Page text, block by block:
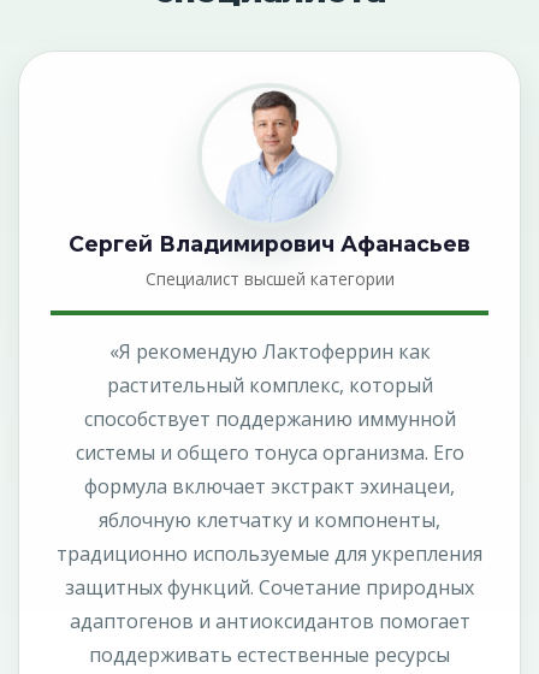
Сергей Владимирович Афанасьев
Специалист высшей категории
«Я рекомендую Лактоферрин как
растительный комплекс, который
способствует поддержанию иммунной
системы и общего тонуса организма. Его
формула включает экстракт эхинацеи,
яблочную клетчатку и компоненты,
традиционно используемые для укрепления
защитных функций. Сочетание природных
адаптогенов и антиоксидантов помогает
поддерживать естественные ресурсы